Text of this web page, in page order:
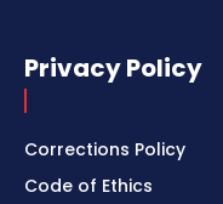
Privacy Policy
Corrections Policy
Code of Ethics